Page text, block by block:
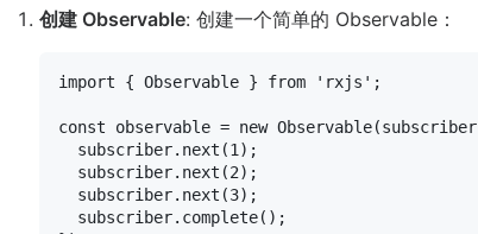
创建 Observable: 创建一个简单的 Observable：
import { Observable } from 'rxjs' ;
const observable = new Observable(subscriber
  subscriber.
next (1);
  subscriber.
next (2);
  subscriber.
next (3);
  subscriber.
complete();